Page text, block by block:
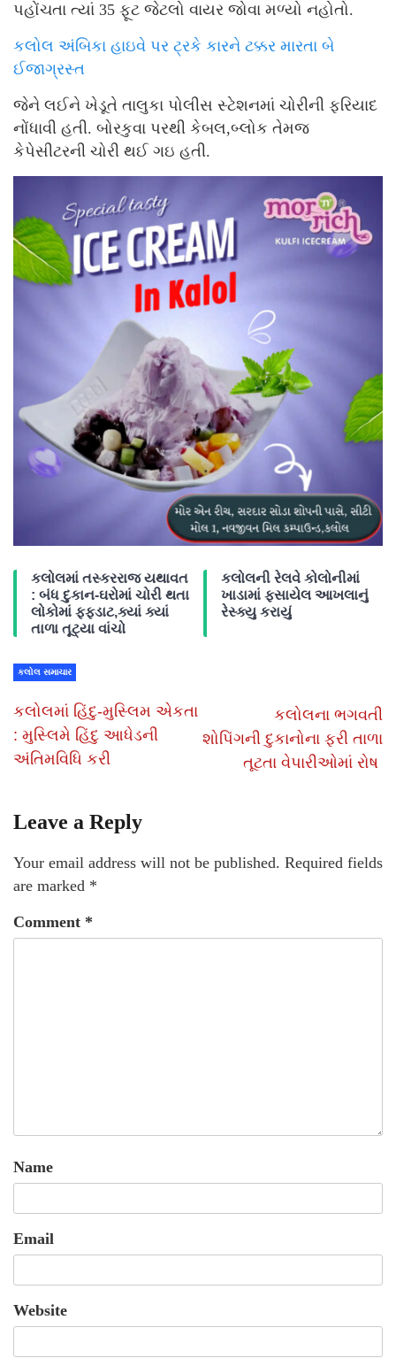
પહોંચતા ત્યાં 35 ફૂટ જેટલો વાયર જોવા મળ્યો નહોતો.
કલોલ અંબિકા હાઇવે પર ટ્રકે કારને ટક્કર મારતા બે
ઈજાગ્રસ્ત
જેને લઈને ખેડૂતે તાલુકા પોલીસ સ્ટેશનમાં ચોરીની ફરિયાદ
નોંધાવી હતી. બોરકુવા પરથી કેબલ,બ્લોક તેમજ
કેપેસીટરની ચોરી થઈ ગઇ હતી.
કલોલમાં તસ્કરરાજ યથાવત
: બંધ દુકાન-ઘરોમાં ચોરી થતા
લોકોમાં ફફડાટ,ક્યાં ક્યાં
તાળા તૂટ્યા વાંચો
કલોલની રેલવે કોલોનીમાં
ખાડામાં ફસાયેલ આખલાનું
રેસ્ક્યુ કરાયું
કલોલ સમાચાર
કલોલમાં હિંદુ-મુસ્લિમ એકતા
: મુસ્લિમે હિંદુ આધેડની
અંતિમવિધિ કરી
કલોલના ભગવતી
શોપિંગની દુકાનોના ફરી તાળા
તૂટતા વેપારીઓમાં રોષ
Leave a Reply
Your email address will not be published. Required fields
are marked *
Comment *
Name
Email
Website